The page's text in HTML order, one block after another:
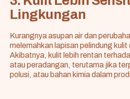
Lingkungan
Kurangnya asupan air dan
melemahkan lapisan pelindung kulit
Akibatnya, kulit lebih rentan
atau peradangan, terutama jika
polusi, atau bahan kimia dalam